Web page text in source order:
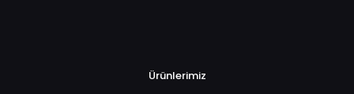
Ürünlerimiz